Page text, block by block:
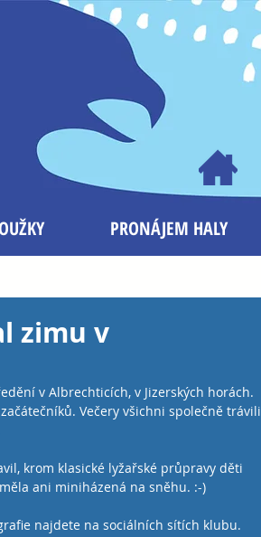
PRONÁJEM HALY
zimu v
v Albrechticích, v Jizerských horách.
Večery všichni společně trávili
krom klasické lyžařské průpravy děti
ani miniházená na sněhu. :-)
najdete na sociálních sítích klubu.